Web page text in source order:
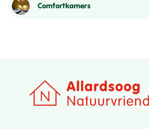
Comfortkamers